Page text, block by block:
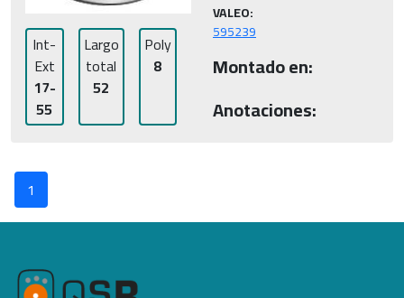
Int-
Ext
17-
55
Largo
total
52
Poly
8
VALEO:
595239
Montado en:
Anotaciones:
1